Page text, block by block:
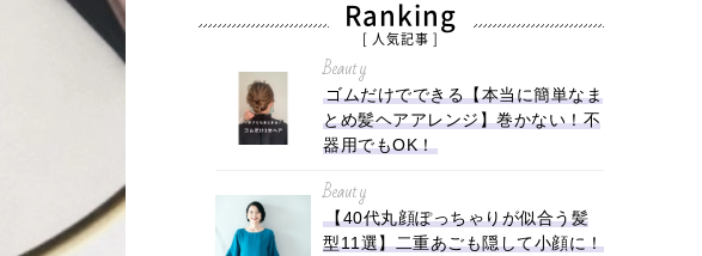
Ranking
[ 人気記事 ]
Beauty
ゴムだけでできる【本当に簡単なま
とめ髪ヘアアレンジ】巻かない！不
器用でもOK！
Beauty
【40代丸顔ぽっちゃりが似合う髪
型11選】二重あごも隠して小顔に！